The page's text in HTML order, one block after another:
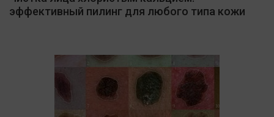
эффективный пилинг для любого типа кожи